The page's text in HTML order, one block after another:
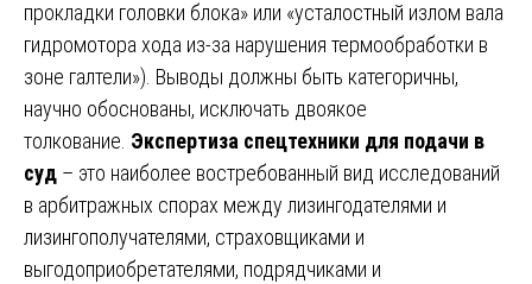
прокладки головки блока» или «усталостный излом вала
гидромотора хода из-за нарушения термообработки в
зоне галтели»). Выводы должны быть категоричны,
научно обоснованы, исключать двоякое
толкование. Экспертиза спецтехники для подачи в
суд – это наиболее востребованный вид исследований
в арбитражных спорах между лизингодателями и
лизингополучателями, страховщиками и
выгодоприобретателями, подрядчиками и